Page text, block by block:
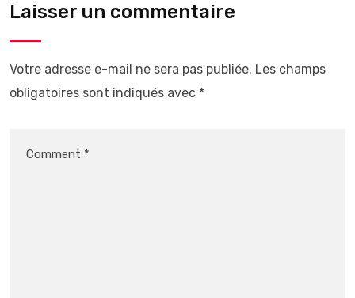
Laisser un commentaire
Votre adresse e-mail ne sera pas publiée. Les champs
obligatoires sont indiqués avec *